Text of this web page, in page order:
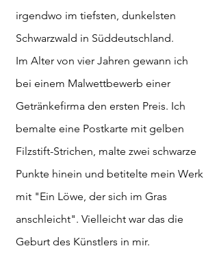
irgendwo im tiefsten, dunkelsten
Schwarzwald in Süddeutschland.
Im Alter von vier Jahren gewann ich
bei einem Malwettbewerb einer
Getränkefirma den ersten Preis. Ich
bemalte eine Postkarte mit gelben
Filzstift-Strichen, malte zwei schwarze
Punkte hinein und betitelte mein Werk
mit "Ein Löwe, der sich im Gras
anschleicht". Vielleicht war das die
Geburt des Künstlers in mir.